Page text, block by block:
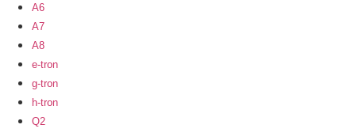
A6
A7
A8
e-tron
g-tron
h-tron
Q2